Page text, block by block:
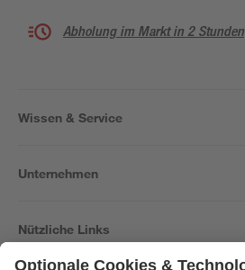
Abholung im Markt in 2 Stunden
Wissen & Service
Unternehmen
Nützliche Links